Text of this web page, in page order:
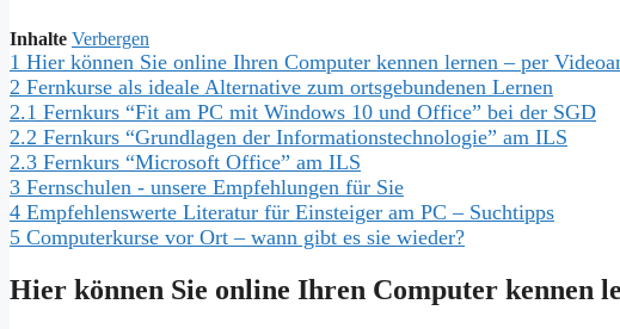
Inhalte Verbergen
1 Hier können Sie online Ihren Computer kennen lernen – per
2 Fernkurse als ideale Alternative zum ortsgebundenen Lernen
2.1 Fernkurs “Fit am PC mit Windows 10 und Office” bei der SGD
2.2 Fernkurs “Grundlagen der Informationstechnologie” am ILS
2.3 Fernkurs “Microsoft Office” am ILS
3 Fernschulen - unsere Empfehlungen für Sie
4 Empfehlenswerte Literatur für Einsteiger am PC – Suchtipps
5 Computerkurse vor Ort – wann gibt es sie wieder?
Hier können Sie online Ihren Computer kennen